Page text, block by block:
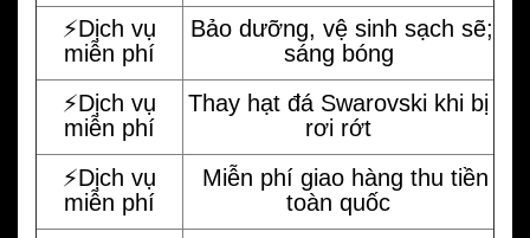
⚡️Dịch vụ
miễn phí
Bảo dưỡng, vệ sinh sạch sẽ;
sáng bóng
⚡️Dịch vụ
miễn phí
Thay hạt đá Swarovski khi bị
rơi rớt
⚡️Dịch vụ
miễn phí
Miễn phí giao hàng thu tiền
toàn quốc